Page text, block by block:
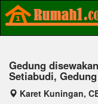
Gedung
Setiabudi,
Karet Kuningan,